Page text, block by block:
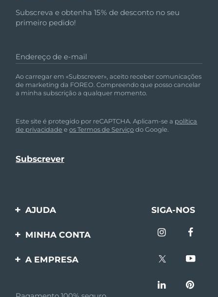
Subscreva e obtenha 15% de desconto no seu
primeiro pedido!
Endereço de e-mail
Ao carregar em «Subscrever», aceito receber comunicações
de marketing da FOREO. Compreendo que posso cancelar
a minha subscrição a qualquer momento.
Este site é protegido por reCAPTCHA. Aplicam-se a política
de privacidade eos Termos de Serviçodo Google.
AJUDA
Entre em contato
SIGA-NOS
MINHA CONTA
Registro de produto
A EMPRESA